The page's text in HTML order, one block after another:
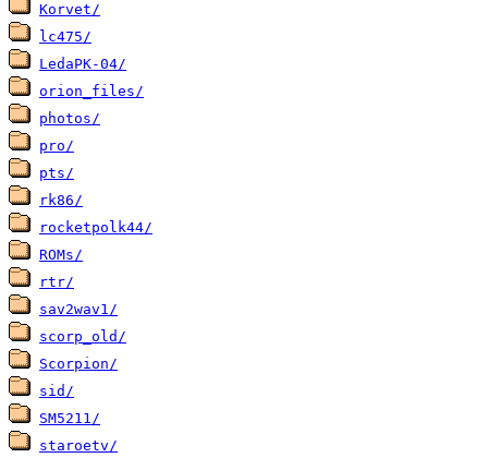
Korvet/
lc475/
LedaPK-04/
orion_files/
photos/
pro/
pts/
rk86/
rocketpolk44/
ROMs/
rtr/
sav2wav1/
scorp_old/
Scorpion/
sid/
SM5211/
staroetv/